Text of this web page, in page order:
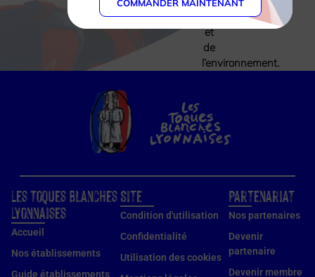
terroir
et
de
l’environnement.
Partenariat
Nos partenaires
Devenir
partenaire
Devenir membre
Les Toques Blanches
Lyonnaises
Accueil
Nos établissements
Guide établissements
Site
Condition d'utilisation
Confidentialité
Utilisation des cookies
COMMANDER MAINTENANT